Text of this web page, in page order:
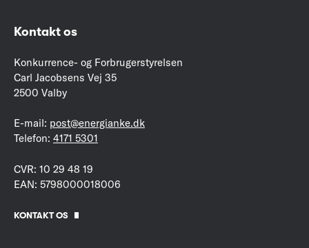
Kontakt os
Konkurrence- og Forbrugerstyrelsen
Carl Jacobsens Vej 35
2500 Valby
E-mail: post@energianke.dk
Telefon: 4171 5301
CVR: 10 29 48 19
EAN: 5798000018006
KONTAKT OS